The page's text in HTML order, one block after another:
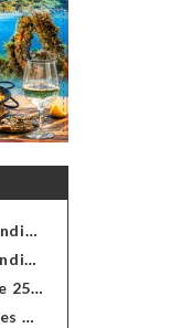
Detenido el autor de una oleada de incendios de contenedores en Almería
Madre e hijo hospitalizados tras un incendio en la cocina de una vivienda en Almería
Cuando la ira se apoderó de El Ejido hace 25 años
Confirmada la condena de tres años y tres meses al hombre de Antas acusado de xenofobia